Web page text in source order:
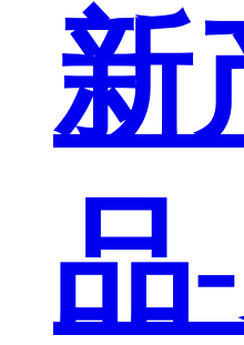
新
品